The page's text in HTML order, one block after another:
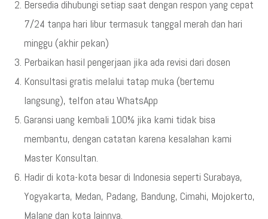
Bersedia dihubungi setiap saat dengan respon yang cepat
7/24 tanpa hari libur termasuk tanggal merah dan hari
minggu (akhir pekan)
Perbaikan hasil pengerjaan jika ada revisi dari dosen
Konsultasi gratis melalui tatap muka (bertemu
langsung), telfon atau WhatsApp
Garansi uang kembali 100% jika kami tidak bisa
membantu, dengan catatan karena kesalahan kami
Master Konsultan.
Hadir di kota-kota besar di Indonesia seperti Surabaya,
Yogyakarta, Medan, Padang, Bandung, Cimahi, Mojokerto,
Malang dan kota lainnya.